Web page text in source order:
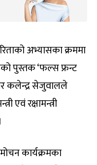
अभ्यासका क्रममा
पुस्तक ‘फल्स फ्रन्ट
कलेन्द्र सेजुवालले
एवं रक्षामन्त्री
कार्यक्रमका